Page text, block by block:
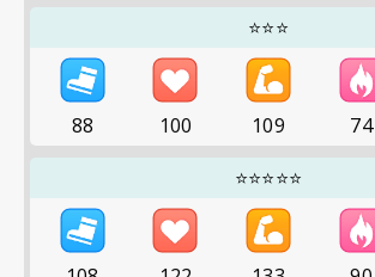
⭐⭐⭐
88 100 109 74
⭐⭐⭐⭐⭐